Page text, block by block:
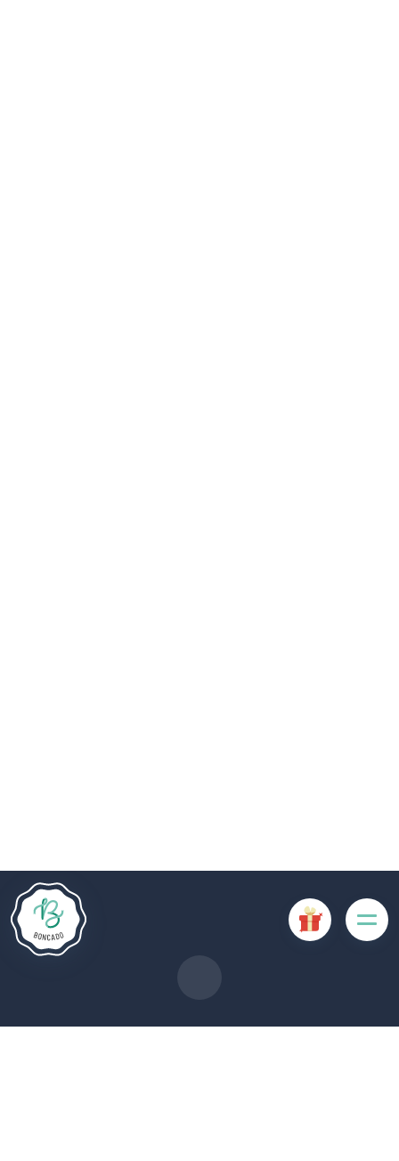
Le site Internet Boncado utilise des cookies. Certains
cookies sont nécessaires au bon fonctionnement du site
Internet et, s'ils sont désactivés, provoquent une dégradation
de l'expérience utilisateur ou désactivent certaines
fonctionnalités du site. D'autres cookies sont utilisés à des